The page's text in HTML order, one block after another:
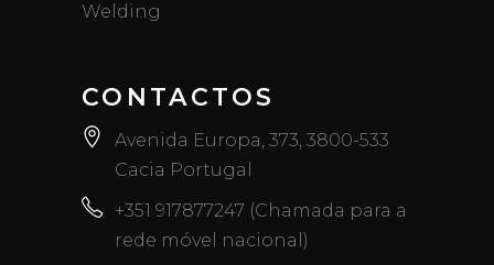
Welding
CONTACTOS
Avenida Europa, 373, 3800-533
Cacia Portugal
+351 917877247 (Chamada para a
rede móvel nacional)